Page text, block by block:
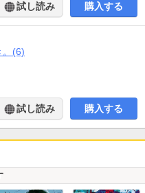
試し読み 購入する
。(6)
試し読み 購入する